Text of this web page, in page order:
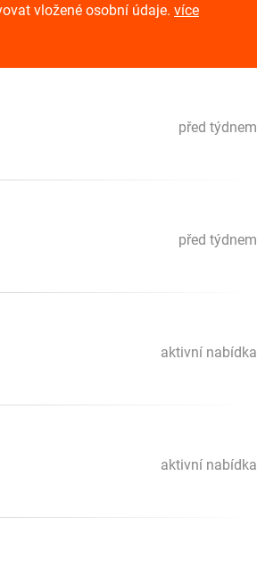
vložené osobní údaje. více
před týdnem
před týdnem
aktivní nabídka
aktivní nabídka